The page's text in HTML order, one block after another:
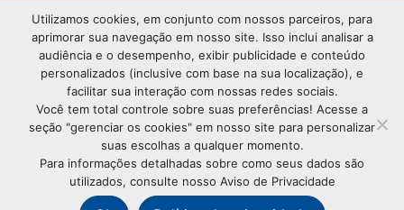
(41) 3320-
2929
© CopyrightAssociação Comercial do Paraná - Todos os
direitos reservados
Utilizamos cookies, em conjunto com nossos parceiros, para
aprimorar sua navegação em nosso site. Isso inclui analisar a
audiência e o desempenho, exibir publicidade e conteúdo
personalizados (inclusive com base na sua localização), e
facilitar sua interação com nossas redes sociais.
Você tem total controle sobre suas preferências! Acesse a
seção "gerenciar os cookies" em nosso site para personalizar
suas escolhas a qualquer momento.
Para informações detalhadas sobre como seus dados são
utilizados, consulte nosso Aviso de Privacidade